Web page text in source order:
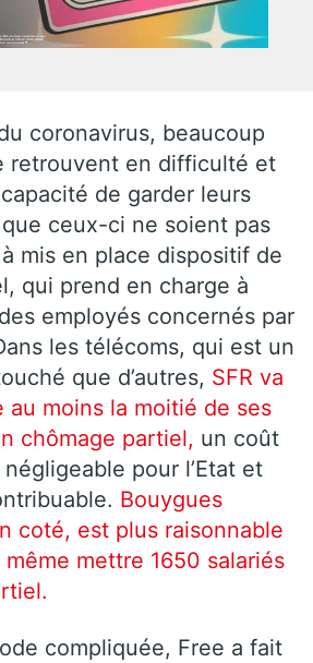
coronavirus, beaucoup
retrouvent en difficulté et
de garder leurs
ceux-ci ne soient pas
mis en place dispositif de
qui prend en charge à
employés concernés par
les télécoms, qui est un
que d’autres, SFR va
moins la moitié de ses
chômage partiel, un coût
pour l’Etat et
Bouygues
coté, est plus raisonnable
mettre 1650 salariés
compliquée, Free a fait